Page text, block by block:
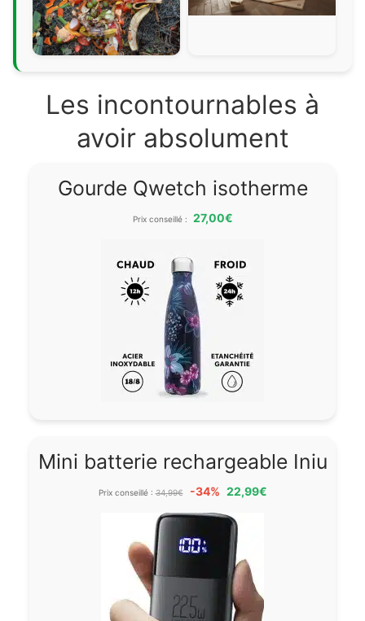
Les incontournables à
avoir absolument
Gourde Qwetch isotherme
Prix conseillé : 27,00€
Mini batterie rechargeable Iniu
Prix conseillé :34,99€ -34% 22,99€